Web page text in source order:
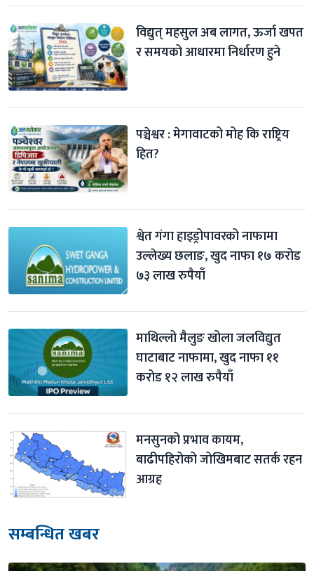
विद्युत् महसुल अब लागत, ऊर्जा खपत
र समयको आधारमा निर्धारण हुने
पञ्चेश्वर : मेगावाटको मोह कि राष्ट्रिय
हित?
श्वेत गंगा हाइड्रोपावरको नाफामा
उल्लेख्य छलाङ, खुद नाफा १७ करोड
७३ लाख रुपैयाँ
माथिल्लो मैलुङ खोला जलविद्युत
घाटाबाट नाफामा, खुद नाफा ११
करोड १२ लाख रुपैयाँ
मनसुनको प्रभाव कायम,
बाढीपहिरोको जोखिमबाट सतर्क रहन
आग्रह
सम्बन्धित खबर